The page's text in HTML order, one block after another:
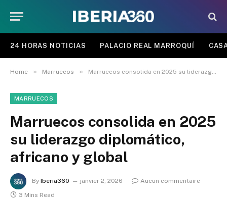
24 HORAS NOTICIAS PALACIO REAL MARROQUÍ
Home » Marruecos » Marruecos consolida en 2025 su liderazgo diplomático, africano y global
MARRUECOS
Marruecos consolida en 2025
su liderazgo diplomático,
africano y global
By Iberia360 janvier 2, 2026
Aucun commentaire
3 Mins Read